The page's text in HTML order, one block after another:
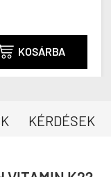
 KOSÁRBA
KÉRDÉSEK